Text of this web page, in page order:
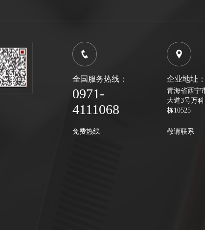
全国服务热线：
0971-
4111068
免费热线
企业地址：
青海省西宁
大道3号万
栋10525
敬请联系